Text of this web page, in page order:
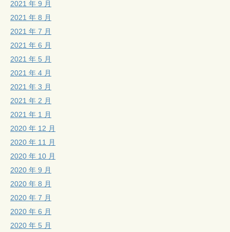
2021 年 9 月
2021 年 8 月
2021 年 7 月
2021 年 6 月
2021 年 5 月
2021 年 4 月
2021 年 3 月
2021 年 2 月
2021 年 1 月
2020 年 12 月
2020 年 11 月
2020 年 10 月
2020 年 9 月
2020 年 8 月
2020 年 7 月
2020 年 6 月
2020 年 5 月